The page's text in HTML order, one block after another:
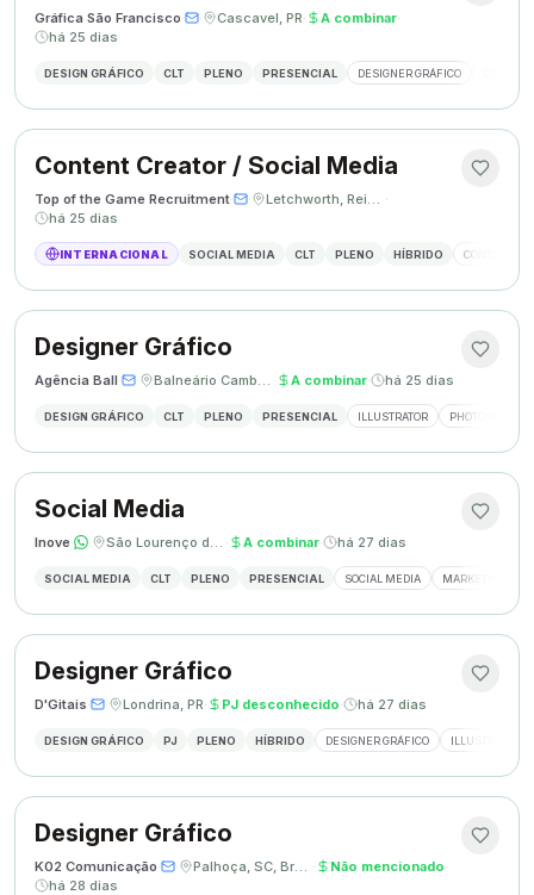
Gráfica São Francisco· · Cascavel, PR· A combinar·
há 25 dias
DESIGN GRÁFICO CLT PLENO PRESENCIAL DESIGNER GRÁFICO
Content Creator / Social Media
Top of the Game Recruitment· · Letchworth, Reino Unido ·
há 25 dias
INTERNACIONAL SOCIAL MEDIA CLT PLENO HÍBRIDO CONTENT
Designer Gráfico
Agência Ball· · Balneário Camboriú, SC · A combinar· há 25 dias
DESIGN GRÁFICO CLT PLENO PRESENCIAL ILLUSTRATOR PHOTOSHOP
Social Media
Inove· · São Lourenço do Oeste, SC · A combinar· há 27 dias
SOCIAL MEDIA CLT PLENO PRESENCIAL SOCIAL MEDIA MARKETING
Designer Gráfico
D'Gitais· · Londrina, PR· PJ desconhecido· há 27 dias
DESIGN GRÁFICO PJ PLENO HÍBRIDO DESIGNER GRÁFICO ILLUSTRATOR
Designer Gráfico
K02 Comunicação· · Palhoça, SC, Brasil · Não mencionado·
há 28 dias